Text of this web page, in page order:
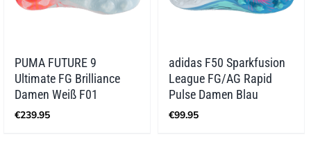
PUMA FUTURE 9
Ultimate FG Brilliance
Damen Weiß F01
€239.95
adidas F50 Sparkfusion
League FG/AG Rapid
Pulse Damen Blau
€99.95